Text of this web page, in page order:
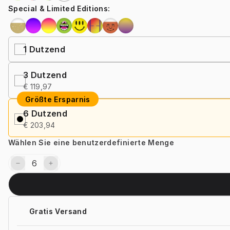
Special & Limited Editions:
1 Dutzend
3 Dutzend
€ 119,97
Größte Ersparnis
6 Dutzend
€ 203,94
Wählen Sie eine benutzerdefinierte Menge
Gratis Versand